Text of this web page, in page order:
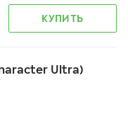
КУПИТЬ
Ultra)